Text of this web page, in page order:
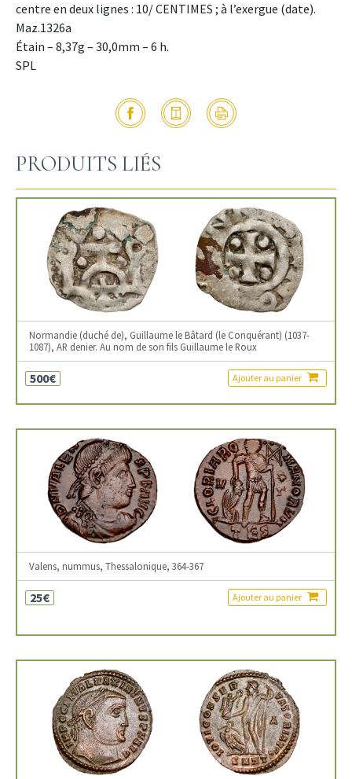
centre en deux lignes : 10/ CENTIMES ; à l’exergue (date).
Maz.1326a
Étain – 8,37g – 30,0mm – 6 h.
SPL
PRODUITS LIÉS
Normandie (duché de), Guillaume le Bâtard (le Conquérant) (1037-
1087), AR denier. Au nom de son fils Guillaume le Roux
500€ Ajouter au panier
Valens, nummus, Thessalonique, 364-367
25€ Ajouter au panier